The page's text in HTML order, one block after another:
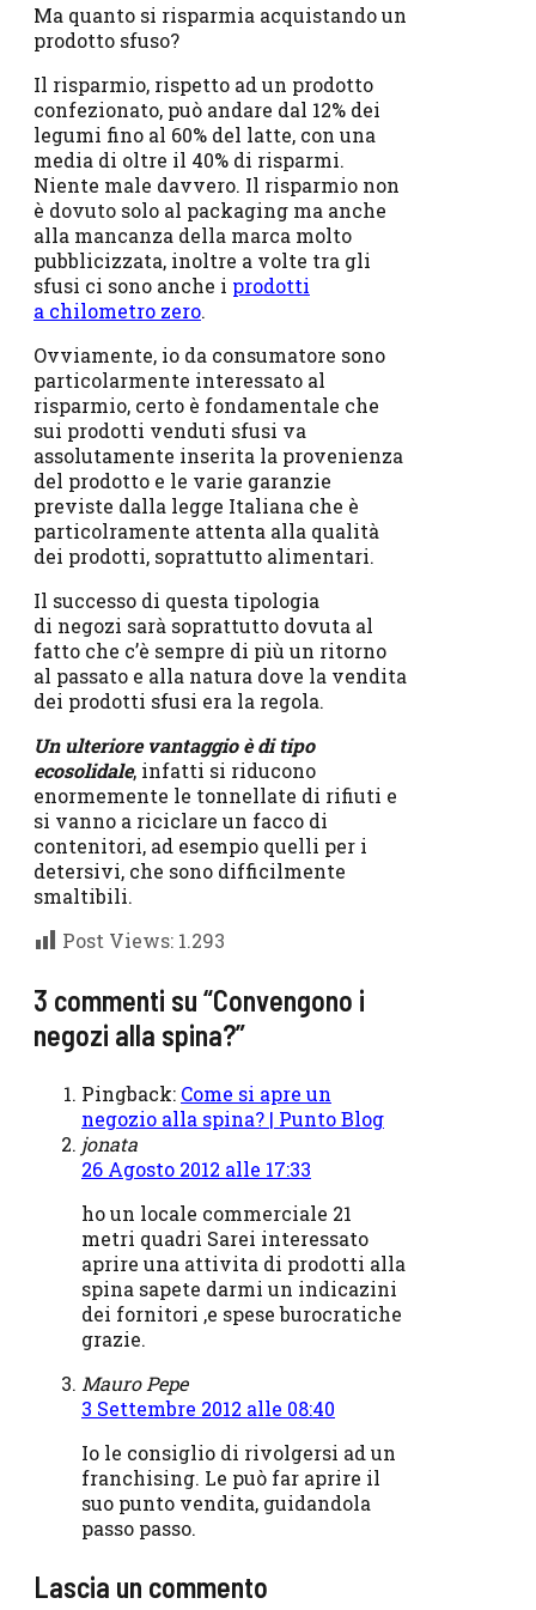
Ma quanto si risparmia acquistando un
prodotto sfuso?
Il risparmio, rispetto ad un prodotto
confezionato, può andare dal 12% dei
legumi fino al 60% del latte, con una
media di oltre il 40% di risparmi.
Niente male davvero. Il risparmio non
è dovuto solo al packaging ma anche
alla mancanza della marca molto
pubblicizzata, inoltre a volte tra gli
sfusi ci sono anche i prodotti
a chilometro zero.
Ovviamente, io da consumatore sono
particolarmente interessato al
risparmio, certo è fondamentale che
sui prodotti venduti sfusi va
assolutamente inserita la provenienza
del prodotto e le varie garanzie
previste dalla legge Italiana che è
particolramente attenta alla qualità
dei prodotti, soprattutto alimentari.
Il successo di questa tipologia
di negozi sarà soprattutto dovuta al
fatto che c’è sempre di più un ritorno
al passato e alla natura dove la vendita
dei prodotti sfusi era la regola.
Un ulteriore vantaggio è di tipo
ecosolidale, infatti si riducono
enormemente le tonnellate di rifiuti e
si vanno a riciclare un facco di
contenitori, ad esempio quelli per i
detersivi, che sono difficilmente
smaltibili.
Post Views: 1.293
3 commenti su “Convengono i
negozi alla spina?”
Pingback: Come si apre un
negozio alla spina? | Punto Blog
jonata
26 Agosto 2012 alle 17:33
ho un locale commerciale 21
metri quadri Sarei interessato
aprire una attivita di prodotti alla
spina sapete darmi un indicazini
dei fornitori ,e spese burocratiche
grazie.
Mauro Pepe
3 Settembre 2012 alle 08:40
Io le consiglio di rivolgersi ad un
franchising. Le può far aprire il
suo punto vendita, guidandola
passo passo.
Lascia un commento